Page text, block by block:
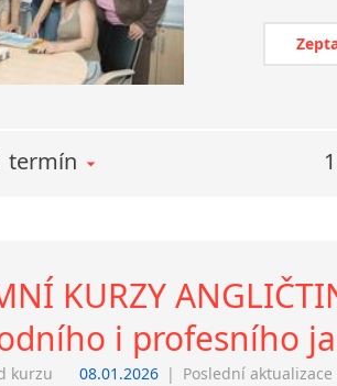
termín
KURZY
i profesního
kurzu 08.01.2026 | Poslední aktualizace